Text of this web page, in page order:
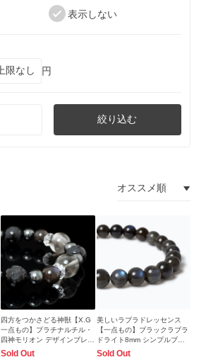
表示しない
円
絞り込む
四方をつかさどる神獣【X.G
一点もの】プラチナルチル・
四神モリオン デザインブレス
レット
Sold Out
美しいラブラドレッセンス
【一点もの】ブラックラブラ
ドライト8mm シンプルブレ
スレット
Sold Out